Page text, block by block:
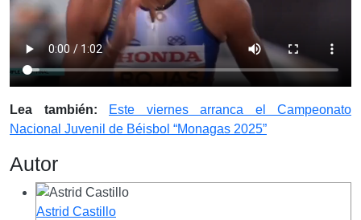
Lea también:
Este viernes arranca el Campeonato
Nacional Juvenil de Béisbol “Monagas 2025”
Autor
Astrid Castillo